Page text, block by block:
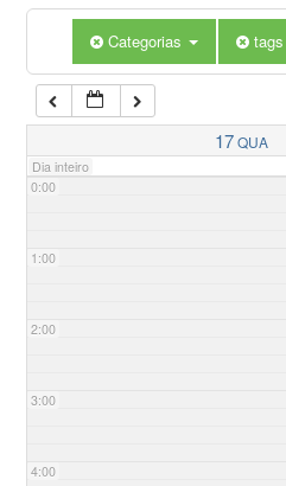
Categorias tags
17QUA
Dia inteiro
0:00
1:00
2:00
3:00
4:00